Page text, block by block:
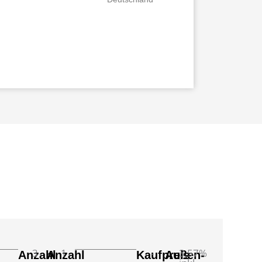
Anzahl
3
Anzahl
1 Kaufpreis
-
Außen-
3,57%